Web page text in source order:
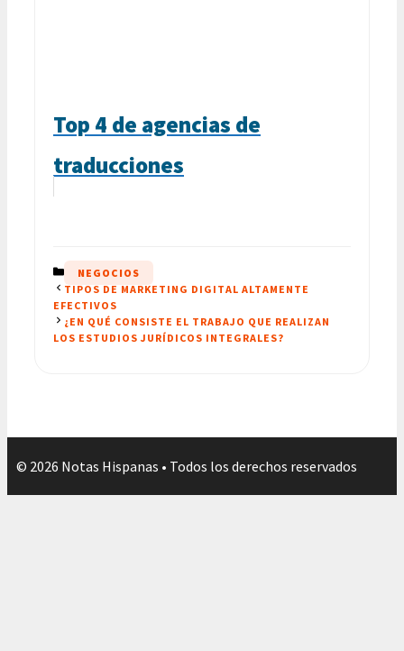
Top 4 de agencias de
traducciones
CATEGORÍAS
NEGOCIOS
TIPOS DE MARKETING DIGITAL ALTAMENTE
EFECTIVOS
¿EN QUÉ CONSISTE EL TRABAJO QUE REALIZAN
LOS ESTUDIOS JURÍDICOS INTEGRALES?
© 2026 Notas Hispanas • Todos los derechos reservados